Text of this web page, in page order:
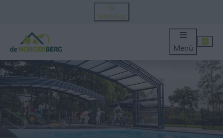
WhatsApp
Menü